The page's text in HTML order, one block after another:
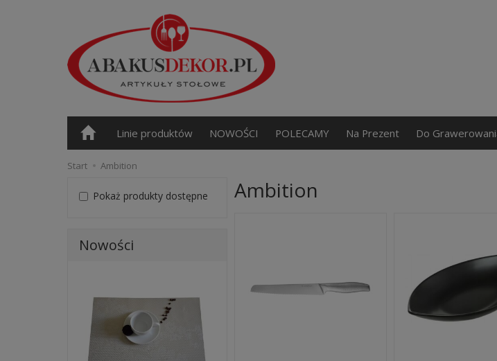
Linie produktów NOWOŚCI POLECAMY Na Prezent Do
Start Ambition
Ambition
Pokaż produkty dostępne
Nowości